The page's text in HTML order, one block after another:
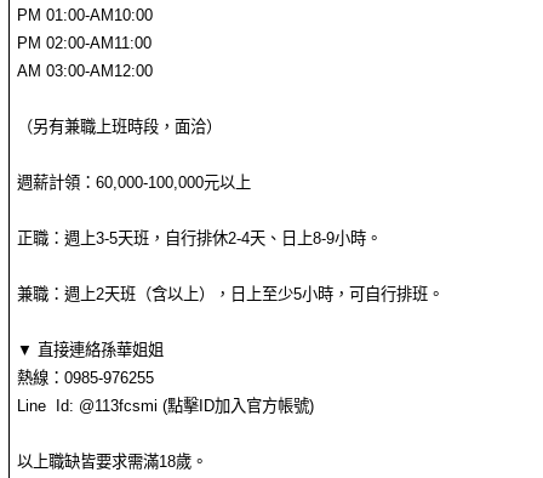
PM 01:00-AM10:00
PM 02:00-AM11:00
AM 03:00-AM12:00
（另有兼職上班時段，面洽）
週薪計領：60,000-100,000元以上
正職：週上3-5天班，自行排休2-4天、日上8-9小時。
兼職：週上2天班（含以上），日上至少5小時，可自行排班。
▼ 直接連絡孫華姐姐
熱線：0985-976255
Line Id: @113fcsmi (點擊ID加入官方帳號)
以上職缺皆要求需滿18歲。